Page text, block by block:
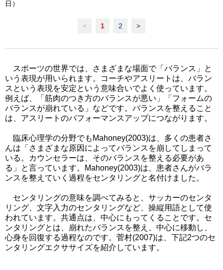
日）
< 1 2 >
スポーツの世界では、さまざまな場面で「バランス」と
いう表現が用いられます。コーチやアスリートは、バラン
スという表現を安定という意味合いでよく使っています。
例えば、「筋肉のつき方のバランスが悪い」「フォームの
バランスが崩れている」などです。バランスを整えること
は、アスリートのパフォーマンスアップにつながります。
臨床心理学の分野でもMahoney(2003)は、多くの患者さ
んは「さまざまな原因によってバランスを崩してしまって
いる。カウンセラーは、そのバランスを整える必要があ
る」と言っています。Mahoney(2003)は、患者さんがバラ
ンスを整えていく過程をセンタリングと名付けました。
センタリングの意味を調べてみると、サッカーのセンタ
リング、文字入力のセンタリングなど、操縦用語として使
われています。共通点は、中心にもってくることです。セ
ンタリングとは、崩れたバランスを整え、中心に移動し、
心身を回復する過程なのです。菅村(2007)は、下記2つのセ
ンタリングエクササイズを紹介しています。